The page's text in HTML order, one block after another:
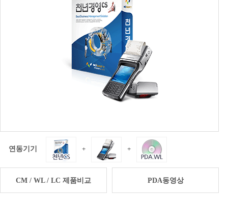
연동기기 + +
CM / WL / LC 제품비교 PDA동영상